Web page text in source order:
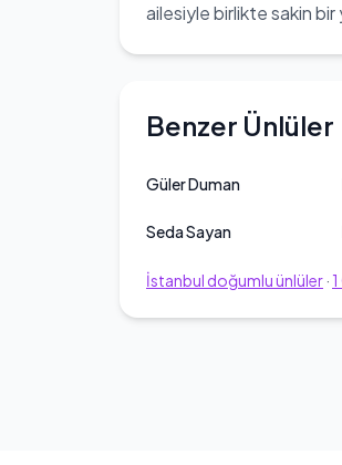
ailesiyle birlikte sakin
Benzer Ünlüler
Güler Duman
Seda Sayan
İstanbul doğumlu ünlüler· 1